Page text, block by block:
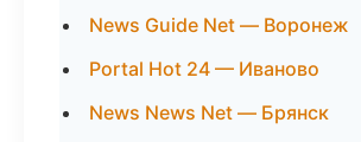
News Guide Net — Воронеж
Portal Hot 24 — Иваново
News News Net — Брянск